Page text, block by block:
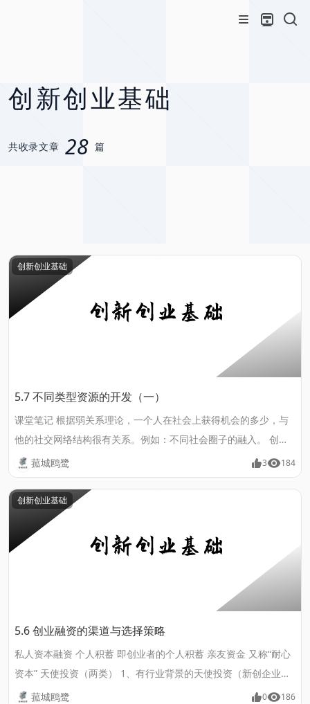
创新创业基础
共收录文章 28 篇
创新创业基础
5.7 不同类型资源的开发（一）
课堂笔记 根据弱关系理论，一个人在社会上获得机会的多少，与
他的社交网络结构很有关系。例如：不同社会圈子的融入。 创业
资源开发 是指创业者开拓、发现、利用新的资源或其新用途的活
动。 资源开发的原则 对创业资源进行分类排序; 要考虑“木桶效
菰城鸥鹭 3 184
创新创业基础
5.6 创业融资的渠道与选择策略
私人资本融资 个人积蓄 即创业者的个人积蓄 亲友资金 又称“耐心
资本” 天使投资（两类） 1、有行业背景的天使投资（新创企业不
缺资金时推荐） 2、没有行业背景的天使投资 众筹 众筹的模式
菰城鸥鹭 0 186